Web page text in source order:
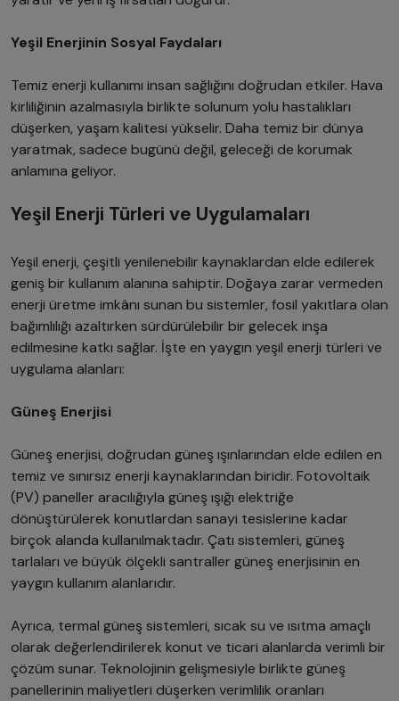
Yeşil Enerjinin Sosyal Faydaları
Temiz enerji kullanımı insan sağlığını doğrudan etkiler. Hava
kirliliğinin azalmasıyla birlikte solunum yolu hastalıkları
düşerken, yaşam kalitesi yükselir. Daha temiz bir dünya
yaratmak, sadece bugünü değil, geleceği de korumak
anlamına geliyor.
Yeşil Enerji Türleri ve Uygulamaları
Yeşil enerji, çeşitli yenilenebilir kaynaklardan elde edilerek
geniş bir kullanım alanına sahiptir. Doğaya zarar vermeden
enerji üretme imkânı sunan bu sistemler, fosil yakıtlara olan
bağımlılığı azaltırken sürdürülebilir bir gelecek inşa
edilmesine katkı sağlar. İşte en yaygın yeşil enerji türleri ve
uygulama alanları:
Güneş Enerjisi
Güneş enerjisi, doğrudan güneş ışınlarından elde edilen en
temiz ve sınırsız enerji kaynaklarından biridir. Fotovoltaik
(PV) paneller aracılığıyla güneş ışığı elektriğe
dönüştürülerek konutlardan sanayi tesislerine kadar
birçok alanda kullanılmaktadır. Çatı sistemleri, güneş
tarlaları ve büyük ölçekli santraller güneş enerjisinin en
yaygın kullanım alanlarıdır.
Ayrıca, termal güneş sistemleri, sıcak su ve ısıtma amaçlı
olarak değerlendirilerek konut ve ticari alanlarda verimli bir
çözüm sunar. Teknolojinin gelişmesiyle birlikte güneş
panellerinin maliyetleri düşerken verimlilik oranları